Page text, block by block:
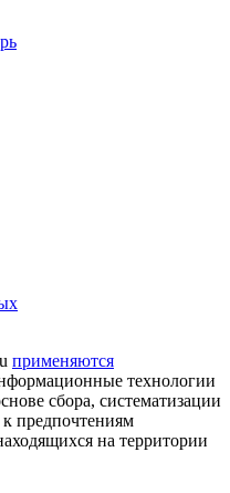
применяются
технологии
сбора, систематизации
предпочтениям
на территории